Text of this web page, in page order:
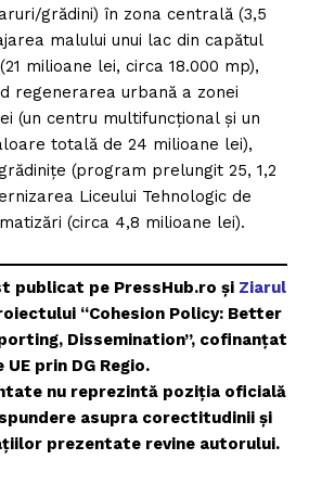
grădini) în zona centrală (3,5
malului unui lac din capătul
milioane lei, circa 18.000 mp),
regenerarea urbană a zonei
(un centru multifuncțional și un
totală de 24 milioane lei),
(program prelungit 25, 1,2
Liceului Tehnologic de
(circa 4,8 milioane lei).
publicat pe PressHub.ro și Ziarul
“Cohesion Policy: Better
Dissemination”, cofinanțat
UE prin DG Regio.
nu reprezintă poziția oficială
asupra corectitudinii și
prezentate revine autorului.